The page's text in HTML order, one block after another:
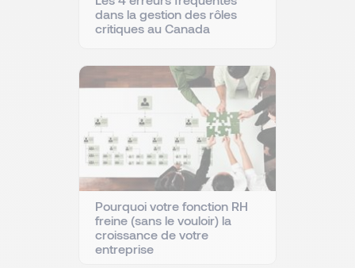
dans la gestion des rôles
critiques au Canada
Pourquoi votre fonction RH
freine (sans le vouloir) la
croissance de votre
entreprise